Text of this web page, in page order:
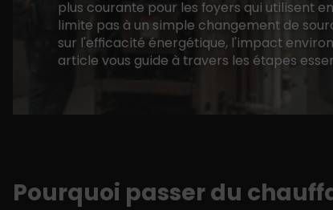
plus courante pour les foyers qui utilisent
limite pas à un simple changement de
sur l'efficacité énergétique, l'impact
article vous guide à travers les étapes
Pourquoi passer du